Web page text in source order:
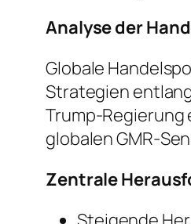
Analyse der
Globale
Strategien
Trump-Regierung
globalen GMR-
Zentrale